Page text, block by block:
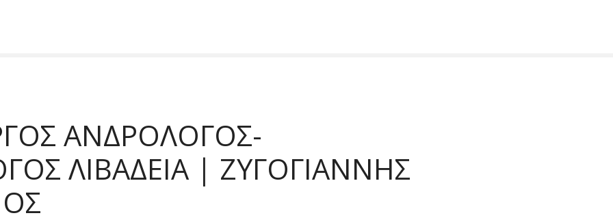
ΑΝΔΡΟΛΟΓΟΣ-
ΛΙΒΑΔΕΙΑ | ΖΥΓΟΓΙΑΝΝΗΣ